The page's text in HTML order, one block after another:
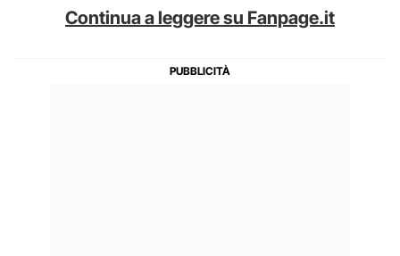
Continua a leggere su Fanpage.it